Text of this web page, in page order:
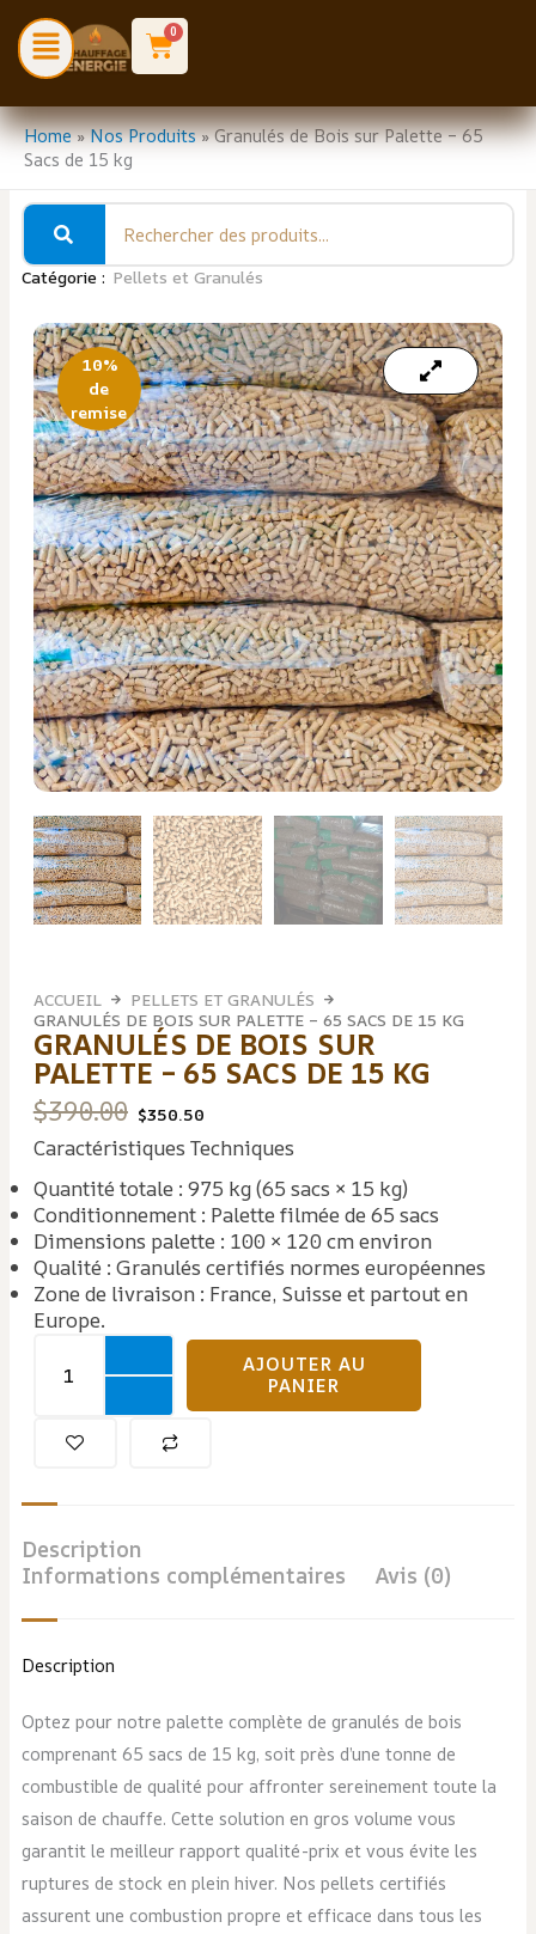
Aller
contenu
Menu 0
Cart
Home»Nos Produits»Granulés de Bois sur Palette – 65
Sacs de 15 kg
Catégorie : Pellets et Granulés
10%
de
remise
ACCUEIL
PELLETS ET GRANULÉS
GRANULÉS DE BOIS SUR PALETTE – 65 SACS DE 15 KG
GRANULÉS DE BOIS SUR
PALETTE – 65 SACS DE 15 KG
$390.00
Le
prix
initial
était :
$390.00.
$350.50
Le
prix
actuel
est :
$350.50.
Caractéristiques Techniques
Quantité totale : 975 kg (65 sacs × 15 kg)
Conditionnement : Palette filmée de 65 sacs
Dimensions palette : 100 × 120 cm environ
Qualité : Granulés certifiés normes européennes
Zone de livraison : France, Suisse et partout en
Europe.
sur
Palette
–
de
kg
AJOUTER AU
PANIER
Description
Informations complémentaires
Avis (0)
Description
Optez pour notre palette complète de granulés de bois
comprenant 65 sacs de 15 kg, soit près d’une tonne de
combustible de qualité pour affronter sereinement toute la
saison de chauffe. Cette solution en gros volume vous
garantit le meilleur rapport qualité-prix et vous évite les
ruptures de stock en plein hiver. Nos pellets certifiés
assurent une combustion propre et efficace dans tous les